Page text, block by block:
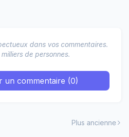
dans vos commentaires.
de personnes.
un commentaire (0)
Plus ancienne